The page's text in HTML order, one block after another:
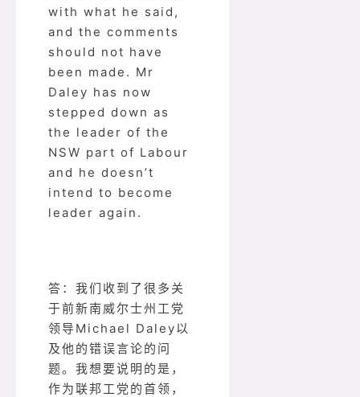
with what he said,
and the comments
should not have
been made. Mr
Daley has now
stepped down as
the leader of the
NSW part of Labour
and he doesn’t
intend to become
leader again.
答：我们收到了很多关
于前新南威尔士州工党
领导Michael Daley以
及他的错误言论的问
题。我想要说明的是，
作为联邦工党的首领，